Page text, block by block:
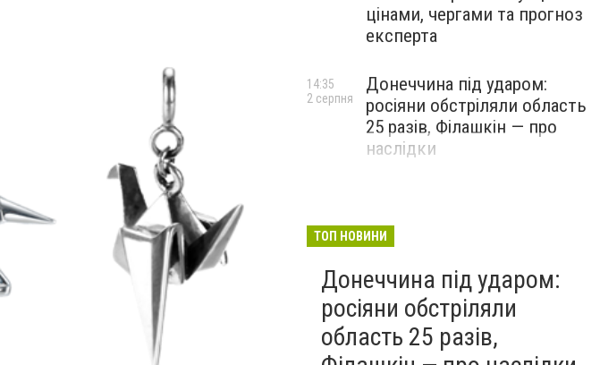
цінами, чергами та прогноз
експерта
Донеччина під ударом:
росіяни обстріляли область
25 разів, Філашкін — про
наслідки
14:35
2 серпня
ТОП НОВИНИ
Донеччина під ударом:
росіяни обстріляли
область 25 разів,